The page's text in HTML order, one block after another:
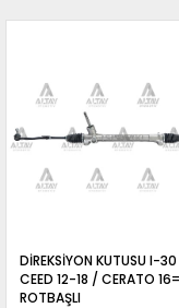
DİREKSİYON KUTUSU I-
CEED 12-18 / CERATO
ROTBAŞLI